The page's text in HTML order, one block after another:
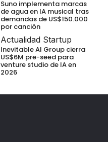
Suno implementa marcas
de agua en IA musical tras
demandas de US$150.000
por canción
Actualidad Startup
Inevitable AI Group cierra
US$6M pre-seed para
venture studio de IA en
2026